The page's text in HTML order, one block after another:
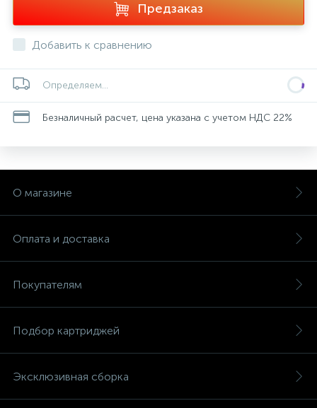
Предзаказ
Добавить к сравнению
Определяем...
Безналичный расчет, цена указана с учетом НДС 22%
О магазине
Оплата и доставка
Покупателям
Подбор картриджей
Эксклюзивная сборка